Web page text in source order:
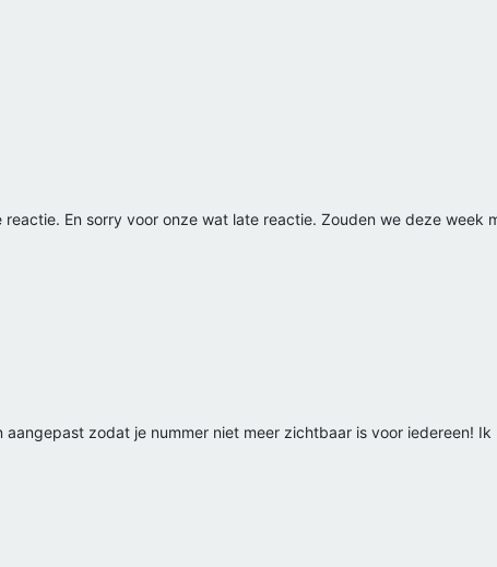
reactie. En sorry voor onze wat late reactie. Zouden we deze week
aangepast zodat je nummer niet meer zichtbaar is voor iedereen!